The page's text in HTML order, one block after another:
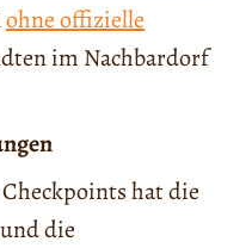
ohne offizielle
im Nachbardorf
hat die
die